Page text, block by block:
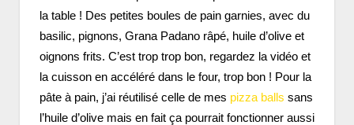
la table ! Des petites boules de pain garnies, avec du
basilic, pignons, Grana Padano râpé, huile d’olive et
oignons frits. C’est trop trop bon, regardez la vidéo et
la cuisson en accéléré dans le four, trop bon ! Pour la
pâte à pain, j’ai réutilisé celle de mes pizza balls sans
l’huile d’olive mais en fait ça pourrait fonctionner aussi